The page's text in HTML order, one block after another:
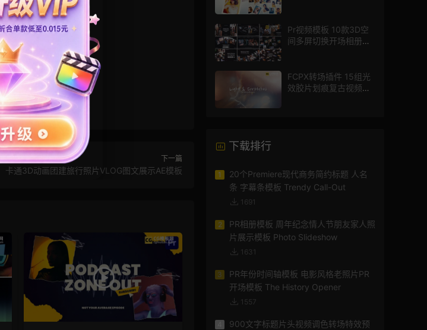
下一篇
卡通3D动画团建旅行照片VLOG图文展示AE模板
Pr视频模板 10款3D空
间多屏切换开场相册视
FCPX转场插件 15组光
效胶片划痕复古视频过
下载排行
1
20个Premiere现代商务简约标题 人名
条 字幕条模板 Trendy Call-Out
1691
2
PR相册模板 周年纪念情人节朋友家人照
片展示模板 Photo Slideshow
1631
3
PR年份时间轴模板 电影风格老照片PR
开场模板 The History Opener
1557
900文字标题片头视频调色转场特效预